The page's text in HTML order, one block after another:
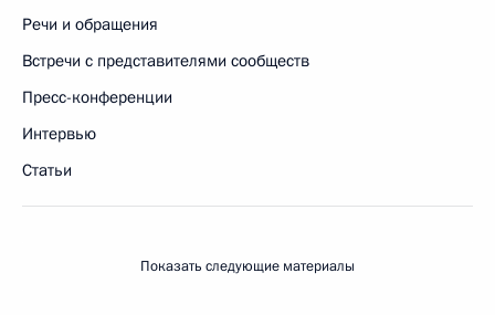
Речи и обращения
Встречи с представителями сообществ
Пресс-конференции
Интервью
Статьи
Показать следующие материалы